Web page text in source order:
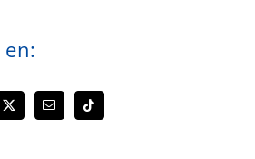
en: